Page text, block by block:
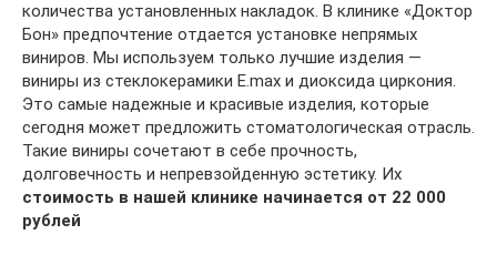
количества установленных накладок. В клинике «Доктор
Бон» предпочтение отдается установке непрямых
виниров. Мы используем только лучшие изделия —
виниры из стеклокерамики E.max и диоксида циркония.
Это самые надежные и красивые изделия, которые
сегодня может предложить стоматологическая отрасль.
Такие виниры сочетают в себе прочность,
долговечность и непревзойденную эстетику. Их
стоимость в нашей клинике начинается от 22 000
рублей